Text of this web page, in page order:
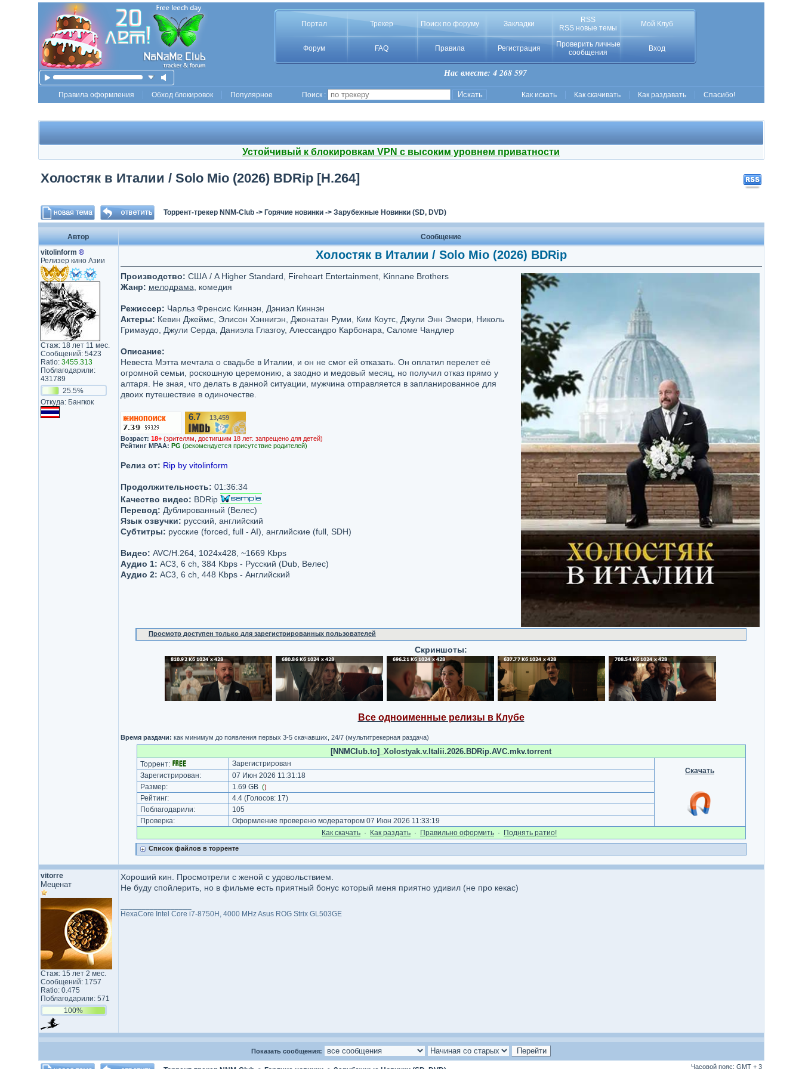
Портал Трекер Поиск по форуму Закладки
RSS
RSS новые темы
Мой Клуб
Форум FAQ Правила Регистрация
Проверить личные
сообщения
Вход
Нас вместе: 4 268 597
Правила оформления Обход блокировок Популярное Поиск : Как искать Как скачивать Как раздавать Спасибо!
Устойчивый к блокировкам VPN с высоким уровнем приватности
Холостяк в Италии / Solo Mio (2026) BDRip [H.264]
Торрент-трекер NNM-Club-> Горячие новинки-> Зарубежные Новинки (SD, DVD)
Автор
Сообщение
vitolinform ®
Релизер кино Азии
Стаж: 18 лет 11 мес.
Сообщений: 5423
Ratio: 3455.313
Поблагодарили:
431789
25.5%
Откуда: Бангкок
Холостяк в Италии / Solo Mio (2026) BDRip
Производство: США / A Higher Standard, Fireheart Entertainment, Kinnane Brothers
Жанр: мелодрама , комедия
Режиссер: Чарльз Френсис Киннэн, Дэниэл Киннэн
Актеры: Кевин Джеймс, Элисон Хэннигэн, Джонатан Руми, Ким Коутс, Джули Энн Эмери, Николь
Гримаудо, Джули Серда, Даниэла Глазгоу, Алессандро Карбонара, Саломе Чандлер
Описание:
Невеста Мэтта мечтала о свадьбе в Италии, и он не смог ей отказать. Он оплатил перелет её
огромной семьи, роскошную церемонию, а заодно и медовый месяц, но получил отказ прямо у
алтаря. Не зная, что делать в данной ситуации, мужчина отправляется в запланированное для
двоих путешествие в одиночестве.
6.7 13,459
Возраст: 18+ (зрителям, достигшим 18 лет. запрещено для детей)
Рейтинг MPAA: PG (рекомендуется присутствие родителей)
Релиз от: Rip by vitolinform
Продолжительность: 01:36:34
Качество видео: BDRip
Перевод: Дублированный (Велес)
Язык озвучки: русский, английский
Субтитры: русские (forced, full - AI), английские (full, SDH)
Видео: AVC/H.264, 1024x428, ~1669 Kbps
Аудио 1: AC3, 6 ch, 384 Kbps - Русский (Dub, Велес)
Аудио 2: AC3, 6 ch, 448 Kbps - Английский
Просмотр доступен только для зарегистрированных пользователей
Скриншоты:
Все одноименные релизы в Клубе
Время раздачи: как минимум до появления первых 3-5 скачавших, 24/7 (мультитрекерная раздача)
[NNMClub.to]_Xolostyak.v.Italii.2026.BDRip.AVC.mkv.torrent
Торрент:
Зарегистрирован
Скачать
Зарегистрирован:
07 Июн 2026 11:31:18
Размер:
1.69 GB ()
Рейтинг: 4.4(Голосов: 17)
Поблагодарили:
105
Проверка:
Оформление проверено модератором 07 Июн 2026 11:33:19
Как cкачать · Как раздать · Правильно оформить · Поднять ратио!
Список файлов в торренте
vitorre
Меценат
Стаж: 15 лет 2 мес.
Сообщений: 1757
Ratio: 0.475
Поблагодарили: 571
100%
Хороший кин. Просмотрели с женой с удовольствием.
Не буду спойлерить, но в фильме есть приятный бонус который меня приятно удивил (не про кекас)
HexaCore Intel Core i7-8750H, 4000 MHz Asus ROG Strix GL503GE
Показать сообщения:
Часовой пояс: GMT + 3